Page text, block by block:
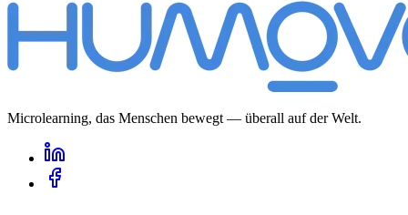
Microlearning, das Menschen bewegt — überall auf der Welt.